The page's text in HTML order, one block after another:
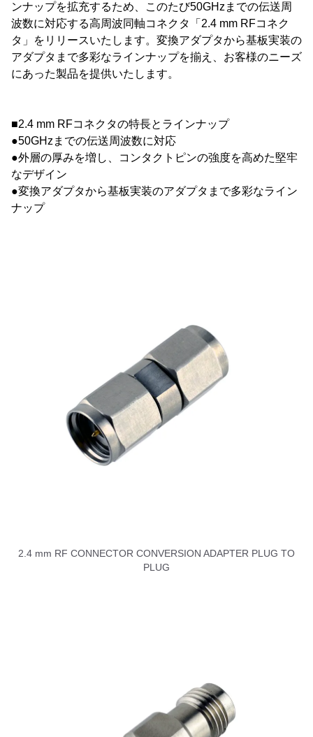
ンナップを拡充するため、このたび50GHzまでの伝送周
波数に対応する高周波同軸コネクタ「2.4 mm RFコネク
タ」をリリースいたします。変換アダプタから基板実装の
アダプタまで多彩なラインナップを揃え、お客様のニーズ
にあった製品を提供いたします。
■2.4 mm RFコネクタの特長とラインナップ
●50GHzまでの伝送周波数に対応
●外層の厚みを増し、コンタクトピンの強度を高めた堅牢
なデザイン
●変換アダプタから基板実装のアダプタまで多彩なライン
ナップ
2.4 mm RF CONNECTOR CONVERSION ADAPTER PLUG TO
PLUG